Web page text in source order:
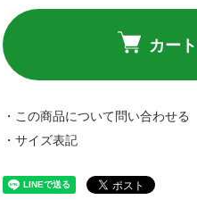
カー
・この商品について問い合わせる
・サイズ表記